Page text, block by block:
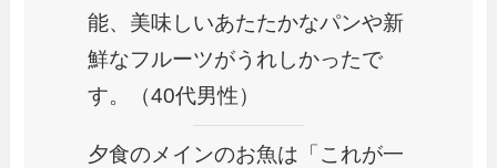
能、美味しいあたたかなパンや新
鮮なフルーツがうれしかったで
す。（40代男性）
夕食のメインのお魚は「これが一